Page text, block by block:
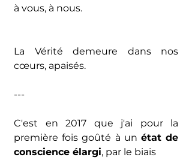
à vous, à nous.
La Vérité demeure dans nos
cœurs, apaisés.
---
C'est en 2017 que j'ai pour la
première fois goûté à un état de
conscience élargi, par le biais